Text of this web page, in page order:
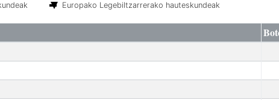
Europako Legebiltzarrerako hauteskundeak